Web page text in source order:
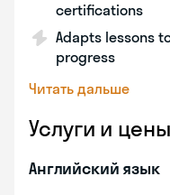
certifications
Adapts lessons
progress
Читать дальше
Услуги и цены
Английский язык